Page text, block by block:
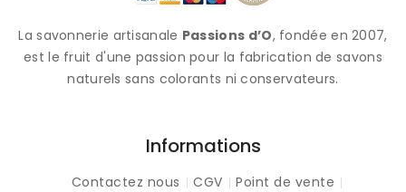
La savonnerie artisanale Passions d’O, fondée en 2007,
est le fruit d'une passion pour la fabrication de savons
naturels sans colorants ni conservateurs.
Informations
Contactez nous CGV Point de vente